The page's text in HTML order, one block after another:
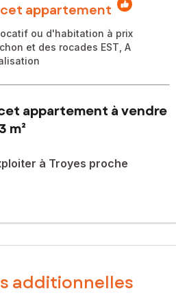
appartement
ou d'habitation à prix
et des rocades EST, A
appartement à vendre
m²
à Troyes proche
ville de Troyes (10000), cet
commerces, des écoles et des
à la détente et à la vie active.
additionnelles